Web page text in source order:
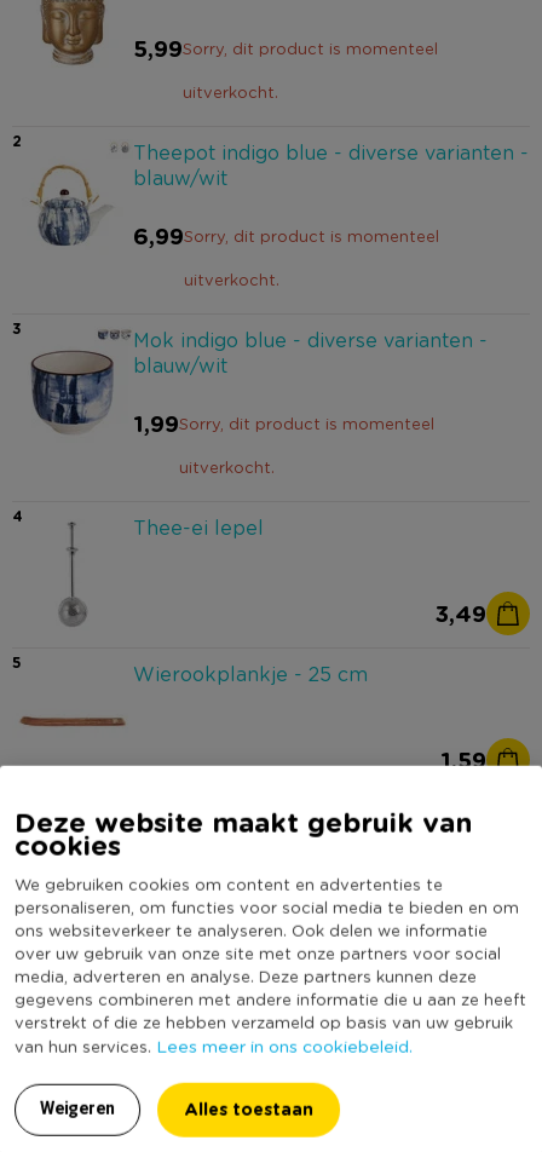
Deze website maakt gebruik van
cookies
We gebruiken cookies om content en advertenties te
personaliseren, om functies voor social media te bieden en om
ons websiteverkeer te analyseren. Ook delen we informatie
over uw gebruik van onze site met onze partners voor social
media, adverteren en analyse. Deze partners kunnen deze
gegevens combineren met andere informatie die u aan ze heeft
verstrekt of die ze hebben verzameld op basis van uw gebruik
van hun services. Lees meer in ons cookiebeleid.
Weigeren Alles toestaan
5,99Sorry, dit product is momenteel
uitverkocht.
2
Theepot indigo blue - diverse varianten -
blauw/wit
6,99Sorry, dit product is momenteel
uitverkocht.
3
Mok indigo blue - diverse varianten -
blauw/wit
1,99Sorry, dit product is momenteel
uitverkocht.
4 Thee-ei lepel
3,49
5 Wierookplankje - 25 cm
1,59
6
Losse kruiden thee - Take it Slow -
3,99
7
Losse kruiden thee - Drop it when
it's hot - 75 g
8
Voorraadpotje - 6.5x11.5 cm -
goudkleurig